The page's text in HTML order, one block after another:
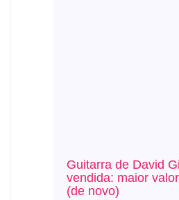
Guitarra de David
vendida: maior
(de novo)